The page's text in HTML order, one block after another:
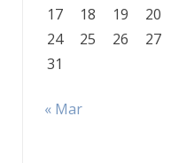
17
18 19 20
24
25 26 27
31
« Mar